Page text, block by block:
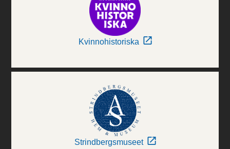
Kvinnohistoriska
Strindbergsmuseet